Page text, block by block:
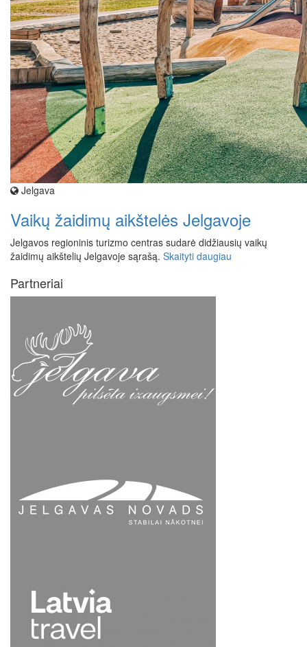
Jelgava
Vaikų žaidimų aikštelės Jelgavoje
Jelgavos regioninis turizmo centras sudarė didžiausių vaikų
žaidimų aikštelių Jelgavoje sąrašą. Skaityti daugiau
Partneriai